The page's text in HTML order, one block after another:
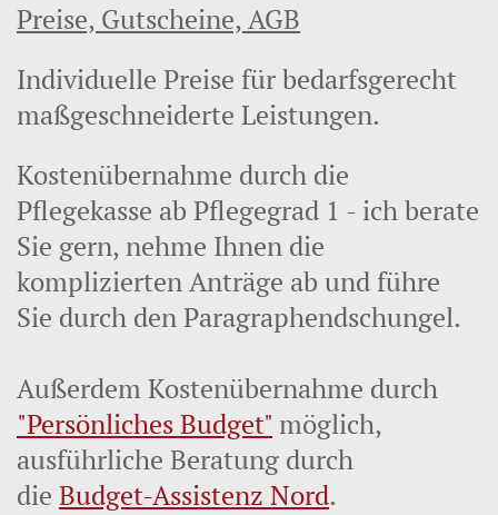
Preise, Gutscheine, AGB
Individuelle Preise für bedarfsgerecht
maßgeschneiderte Leistungen.
Kostenübernahme durch die
Pflegekasse ab Pflegegrad 1 - ich berate
Sie gern, nehme Ihnen die
komplizierten Anträge ab und führe
Sie durch den Paragraphendschungel.
Außerdem Kostenübernahme durch
"Persönliches Budget" möglich,
ausführliche Beratung durch
die Budget-Assistenz Nord.